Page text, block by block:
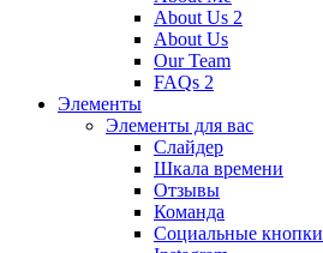
About Us 2
About Us
Our Team
FAQs 2
Элементы
Элементы для вас
Слайдер
Шкала времени
Отзывы
Команда
Социальные кнопки